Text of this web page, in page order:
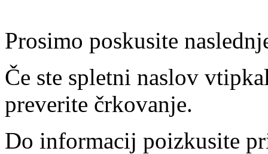
Prosimo poskusite
Če ste spletni naslov
preverite črkovanje.
Do informacij poizkusite